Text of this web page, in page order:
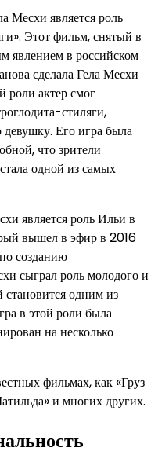
Месхи является роль
Этот фильм, снятый в
явлением в российском
сделала Гела Месхи
роли актер смог
стиляги,
Его игра была
что зрители
одной из самых
является роль Ильи в
вышел в эфир в 2016
созданию
сыграл роль молодого и
становится одним из
в этой роли была
на несколько
фильмах, как «Груз
и многих других.